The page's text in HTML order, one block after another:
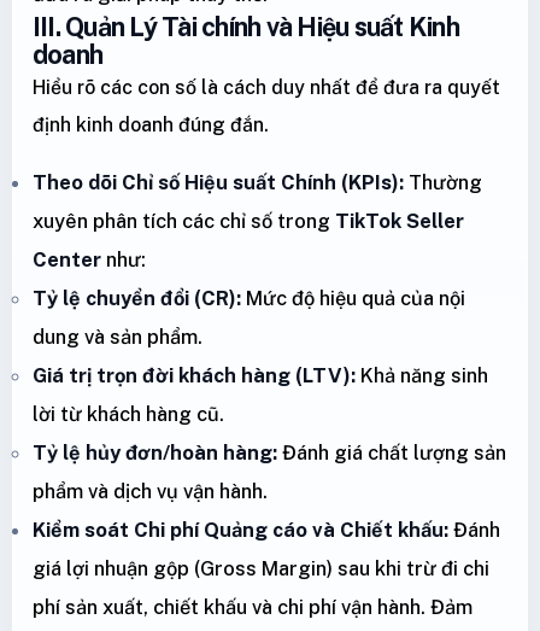
III. Quản Lý Tài chính và Hiệu suất Kinh
doanh
Hiểu rõ các con số là cách duy nhất để đưa ra quyết
định kinh doanh đúng đắn.
Theo dõi Chỉ số Hiệu suất Chính (KPIs): Thường
xuyên phân tích các chỉ số trong TikTok Seller
Center như:
Tỷ lệ chuyển đổi (CR): Mức độ hiệu quả của nội
dung và sản phẩm.
Giá trị trọn đời khách hàng (LTV): Khả năng sinh
lời từ khách hàng cũ.
Tỷ lệ hủy đơn/hoàn hàng: Đánh giá chất lượng sản
phẩm và dịch vụ vận hành.
Kiểm soát Chi phí Quảng cáo và Chiết khấu: Đánh
giá lợi nhuận gộp (Gross Margin) sau khi trừ đi chi
phí sản xuất, chiết khấu và chi phí vận hành. Đảm